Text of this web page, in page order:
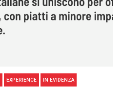
EXPERIENCE IN EVIDENZA